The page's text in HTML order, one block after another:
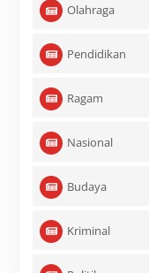
Olahraga
Pendidikan
Ragam
Nasional
Budaya
Kriminal